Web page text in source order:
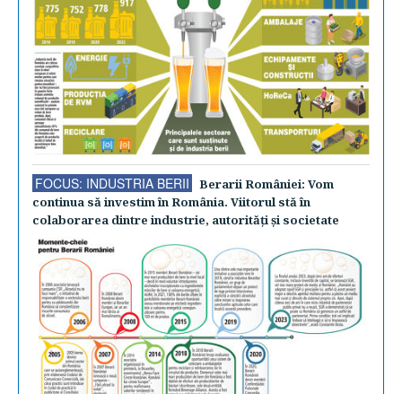
FOCUS: INDUSTRIA BERII
Berarii României: Vom
continua să investim în România. Viitorul stă în
colaborarea dintre industrie, autorităţi şi societate